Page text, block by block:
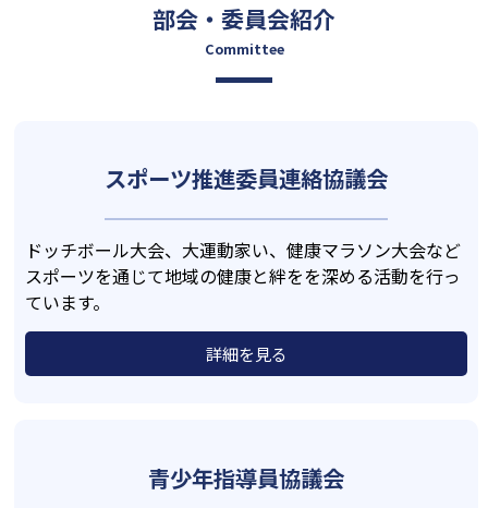
部会・委員会紹介
Committee
スポーツ推進委員連絡協議会
ドッチボール大会、大運動家い、健康マラソン大会など
スポーツを通じて地域の健康と絆をを深める活動を行っ
ています。
詳細を見る
青少年指導員協議会